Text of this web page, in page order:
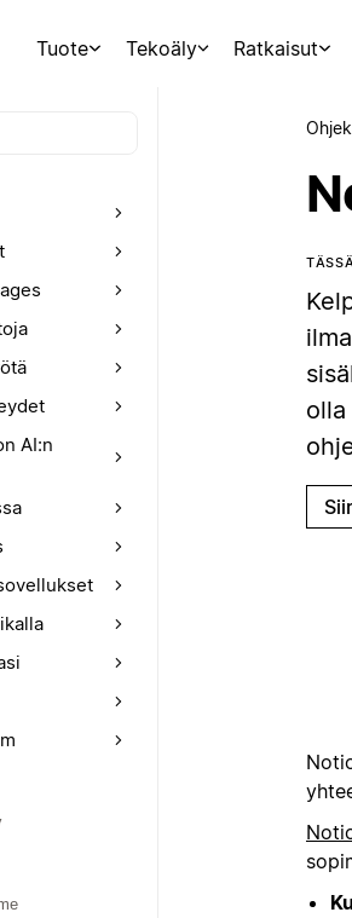
Tuote Tekoäly Ratkaisut
AI:n